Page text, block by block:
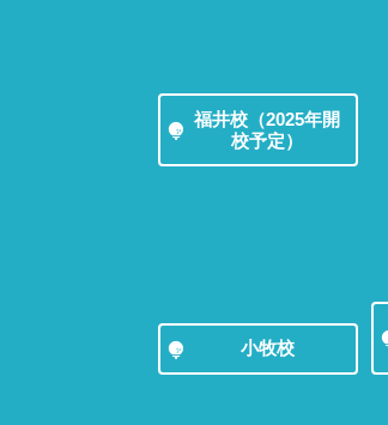
福井校（2025年開
校予定）
小牧校